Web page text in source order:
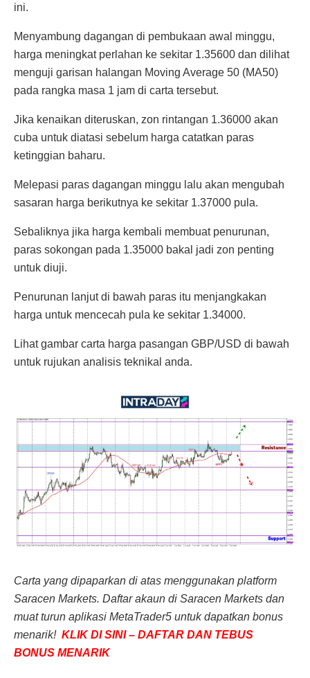
ini.
Menyambung dagangan di pembukaan awal minggu,
harga meningkat perlahan ke sekitar 1.35600 dan dilihat
menguji garisan halangan Moving Average 50 (MA50)
pada rangka masa 1 jam di carta tersebut.
Jika kenaikan diteruskan, zon rintangan 1.36000 akan
cuba untuk diatasi sebelum harga catatkan paras
ketinggian baharu.
Melepasi paras dagangan minggu lalu akan mengubah
sasaran harga berikutnya ke sekitar 1.37000 pula.
Sebaliknya jika harga kembali membuat penurunan,
paras sokongan pada 1.35000 bakal jadi zon penting
untuk diuji.
Penurunan lanjut di bawah paras itu menjangkakan
harga untuk mencecah pula ke sekitar 1.34000.
Lihat gambar carta harga pasangan GBP/USD di bawah
untuk rujukan analisis teknikal anda.
Carta yang dipaparkan di atas menggunakan platform
Saracen Markets. Daftar akaun di Saracen Markets dan
muat turun aplikasi MetaTrader5 untuk dapatkan bonus
menarik! KLIK DI SINI – DAFTAR DAN TEBUS
BONUS MENARIK